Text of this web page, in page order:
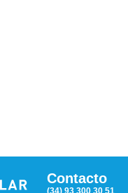
Contacto
(34) 93 300 30 51